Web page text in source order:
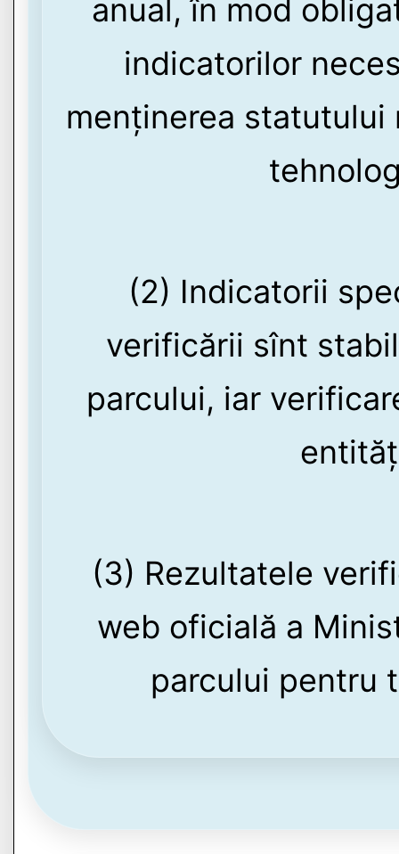
anual, în mod
indicatorilor
menținerea
(2) Indicatorii
verificării sînt
parcului, iar
(3) Rezultatele
web oficială a
parcului pentru